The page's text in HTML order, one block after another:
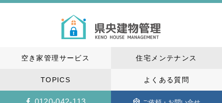
空き家管理サービス 住宅メンテナンス
TOPICS よくある質問
ご依頼・お問い合せ